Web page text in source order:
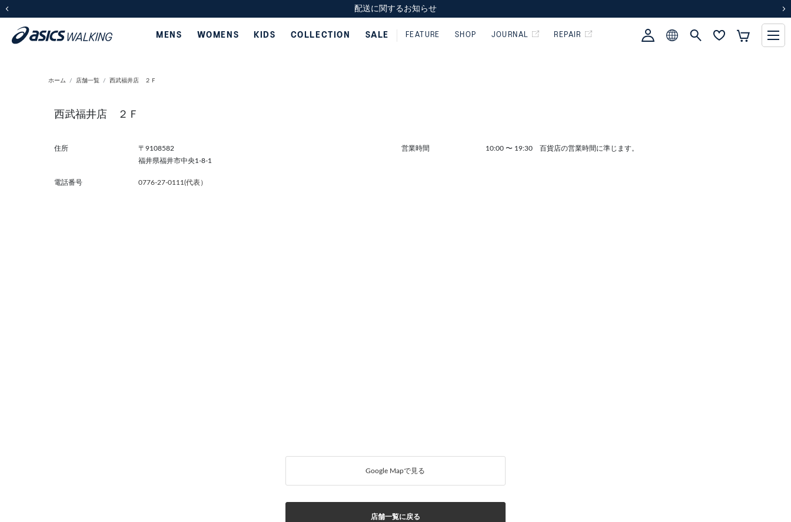
スクスク（SUKU2）価格改定のお知らせ
配送に関するお知らせ
スクスク（SUKU2）価格改定のお知らせ
配送に関するお知らせ
MENS WOMENS KIDS COLLECTION SALE FEATURE SHOP JOURNAL REPAIR
ホーム 店舗一覧 西武福井店 ２Ｆ
西武福井店 ２Ｆ
住所
〒9108582
福井県福井市中央1-8-1
電話番号 0776-27-0111(代表）
営業時間 10:00 〜 19:30 百貨店の営業時間に準じます。
Google Mapで見る
店舗一覧に戻る